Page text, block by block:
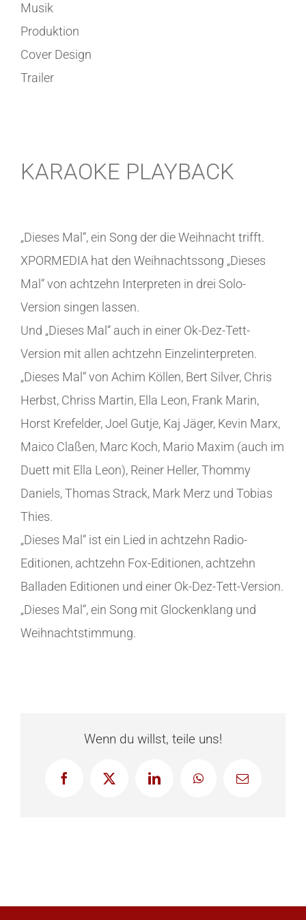
Musik
Produktion
Cover Design
Trailer
KARAOKE PLAYBACK
„Dieses Mal“, ein Song der die Weihnacht trifft.
XPORMEDIA hat den Weihnachtssong „Dieses
Mal“ von achtzehn Interpreten in drei Solo-
Version singen lassen.
Und „Dieses Mal“ auch in einer Ok-Dez-Tett-
Version mit allen achtzehn Einzelinterpreten.
„Dieses Mal“ von Achim Köllen, Bert Silver, Chris
Herbst, Chriss Martin, Ella Leon, Frank Marin,
Horst Krefelder, Joel Gutje, Kaj Jäger, Kevin Marx,
Maico Claßen, Marc Koch, Mario Maxim (auch im
Duett mit Ella Leon), Reiner Heller, Thommy
Daniels, Thomas Strack, Mark Merz und Tobias
Thies.
„Dieses Mal“ ist ein Lied in achtzehn Radio-
Editionen, achtzehn Fox-Editionen, achtzehn
Balladen Editionen und einer Ok-Dez-Tett-Version.
„Dieses Mal“, ein Song mit Glockenklang und
Weihnachtstimmung.
Wenn du willst, teile uns!
FacebookX LinkedInWhatsApp
E-